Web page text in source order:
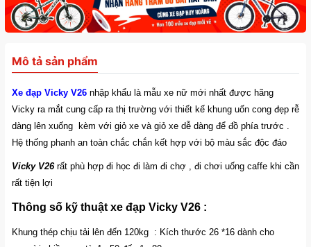
Mô tả sản phẩm
Xe đạp Vicky V26 nhập khẩu là mẫu xe nữ mới nhất được hãng
Vicky ra mắt cung cấp ra thị trường với thiết kế khung uốn cong đẹp rễ
dàng lên xuống kèm với giỏ xe và giỏ xe dễ dàng để đồ phía trước .
Hệ thống phanh an toàn chắc chắn kết hợp với bộ màu sắc độc đáo
Vicky V26rất phù hợp đi học đi làm đi chợ , đi chơi uống caffe khi cần
rất tiện lợi
Thông số kỹ thuật xe đạp Vicky V26 :
Khung thép chịu tải lên đến 120kg : Kích thước 26 *16 dành cho